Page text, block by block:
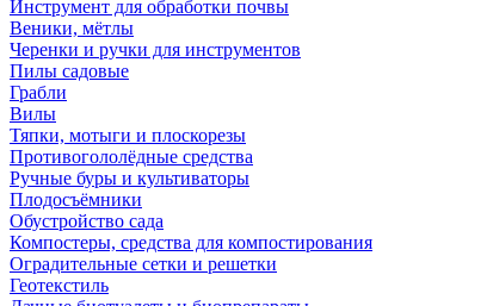
Инструмент для обработки почвы
Веники, мётлы
Черенки и ручки для инструментов
Пилы садовые
Грабли
Вилы
Тяпки, мотыги и плоскорезы
Противогололёдные средства
Ручные буры и культиваторы
Плодосъёмники
Обустройство сада
Компостеры, средства для компостирования
Оградительные сетки и решетки
Геотекстиль